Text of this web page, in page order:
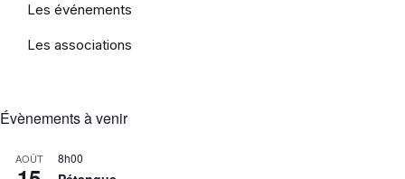
Les événements
Les associations
Évènements à venir
AOÛT 8h00